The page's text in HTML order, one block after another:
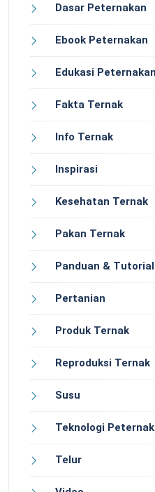
Dasar Peternakan
Ebook Peternakan
Edukasi Peternakan
Fakta Ternak
Info Ternak
Inspirasi
Kesehatan Ternak
Pakan Ternak
Panduan & Tutorial
Pertanian
Produk Ternak
Reproduksi Ternak
Susu
Teknologi
Telur